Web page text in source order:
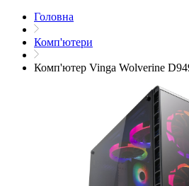
Головна
Комп'ютери
Комп'ютер Vinga Wolverine